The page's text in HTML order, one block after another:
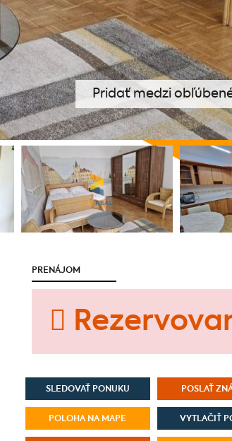
Pridať medzi
PRENÁJOM
SLEDOVAŤ PONUKU POSLAŤ
POLOHA NA MAPE VYTLAČIŤ